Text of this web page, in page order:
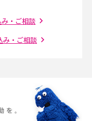
ット、中継機との違いを解
選び方や向いている方の特
・ご相談
・ご相談